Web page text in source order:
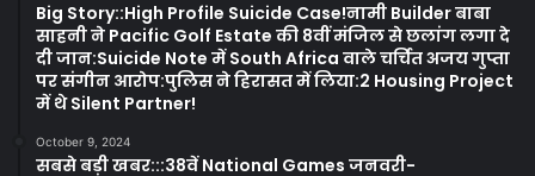
Big Story::High Profile Suicide Case!नामी Builder बाबा
साहनी ने Pacific Golf Estate की 8वीं मंजिल से छलांग लगा दे
दी जान:Suicide Note में South Africa वाले चर्चित अजय गुप्ता
पर संगीन आरोप:पुलिस ने हिरासत में लिया:2 Housing Project
में थे Silent Partner!
October 9, 2024
सबसे बड़ी खबर:::38वें National Games जनवरी-